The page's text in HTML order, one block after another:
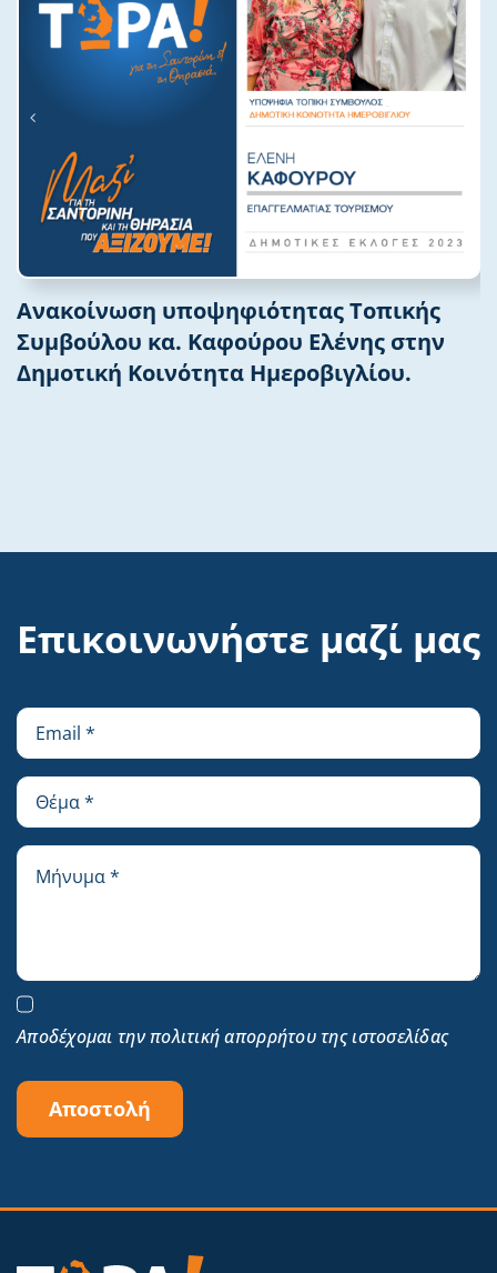
Ανακοίνωση υποψηφιότητας Τοπικής
Συμβούλου κα. Καφούρου Ελένης στην
Δημοτική Κοινότητα Ημεροβιγλίου.
Επικοινωνήστε μαζί μας
Αποδέχομαι την πολιτική απορρήτου της ιστοσελίδας
Αποστολή